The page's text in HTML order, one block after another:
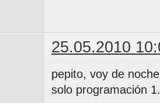
25.05.2010
pepito, voy de
solo programación 1.